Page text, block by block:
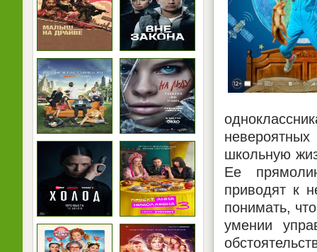
школьную
Ее
приводят к
понимать,
умении